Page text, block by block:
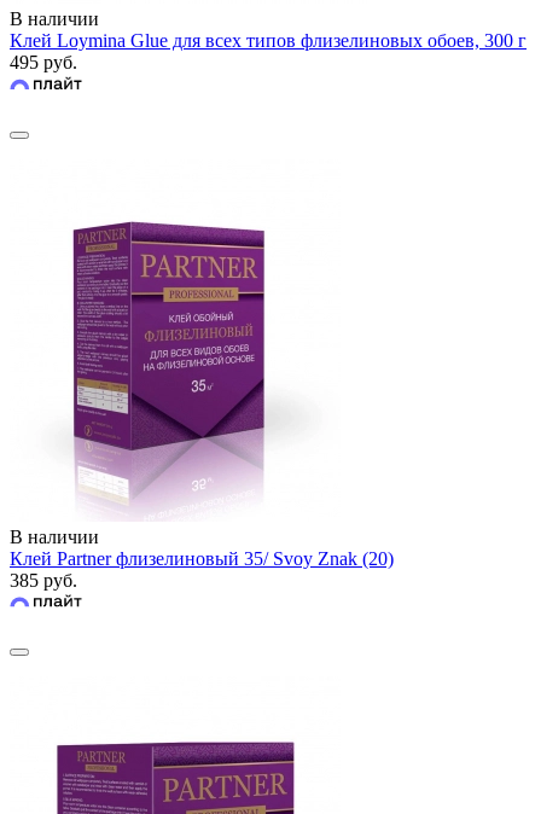
В наличии
Клей Loymina Glue для всех типов флизелиновых обоев, 300 г
495 руб.
В наличии
Клей Partner флизелиновый 35/ Svoy Znak (20)
385 руб.